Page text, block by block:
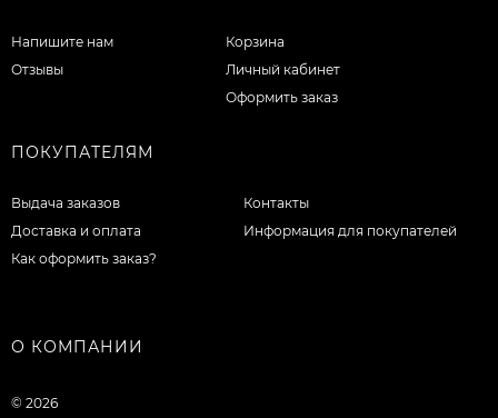
Напишите нам
Отзывы
Корзина
Личный кабинет
Оформить заказ
ПОКУПАТЕЛЯМ
Выдача заказов
Доставка и оплата
Как оформить заказ?
Контакты
Информация для покупателей
О КОМПАНИИ
© 2026